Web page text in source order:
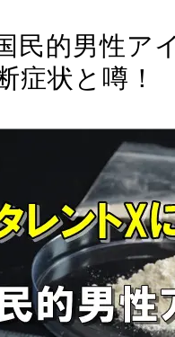
民的男性ア
症状と噂！